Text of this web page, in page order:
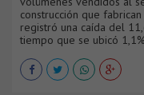
construcción que
registró una caída del
tiempo que se ubicó